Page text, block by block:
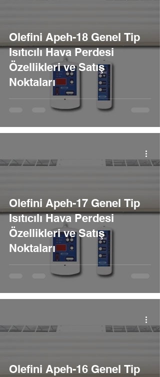
Olefini Apeh-18 Genel Tip
Isıtıcılı Hava Perdesi
Özellikleri ve Satış
Noktaları
Olefini Apeh-17 Genel Tip
Isıtıcılı Hava Perdesi
Özellikleri ve Satış
Noktaları
Olefini Apeh-16 Genel Tip